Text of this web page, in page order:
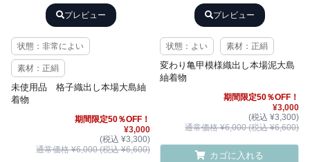
プレビュー
状態：非常によい
素材：正絹
未使用品 格子織出し本場大島紬
着物
期間限定50％OFF！
¥3,000
(税込 ¥3,300)
通常価格 ¥6,000 (税込 ¥6,600)
プレビュー
状態：よい 素材：正絹
変わり亀甲模様織出し本場泥大島
紬着物
期間限定50％OFF！
¥3,000
(税込 ¥3,300)
通常価格 ¥6,000 (税込 ¥6,600)
カゴに入れる